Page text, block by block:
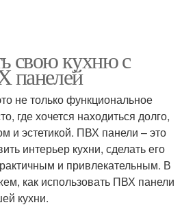
свою кухню с
не только функциональное
где хочется находиться долго,
и эстетикой. ПВХ панели – это
интерьер кухни, сделать его
и привлекательным. В
как использовать ПВХ панели
кухни.